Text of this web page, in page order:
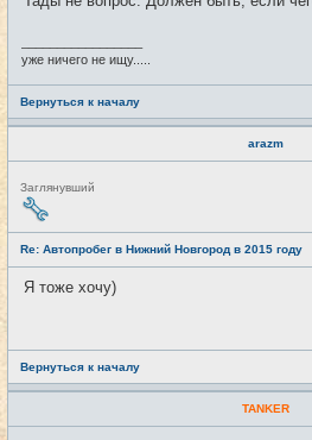
уже ничего не ищу.....
Вернуться к началу
arazm
Н
е
в
т
и
Заглянувший
Re: Автопробег в Нижний Новгород в 2015 году
Я тоже хочу)
Вернуться к началу
TANKER